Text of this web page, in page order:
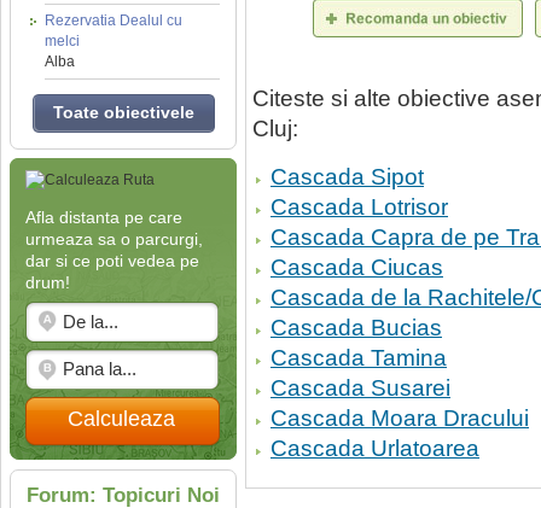
Rezervatia Dealul cu
melci
Alba
Toate obiectivele
Afla distanta pe care
urmeaza sa o parcurgi,
dar si ce poti vedea pe
drum!
Calculeaza
Forum: Topicuri Noi
Citeste si alte obiective
Cluj:
Cascada Sipot
Cascada Lotrisor
Cascada Capra de pe
Cascada Ciucas
Cascada de la Rachitele/
Cascada Bucias
Cascada Tamina
Cascada Susarei
Cascada Moara Dracului
Cascada Urlatoarea